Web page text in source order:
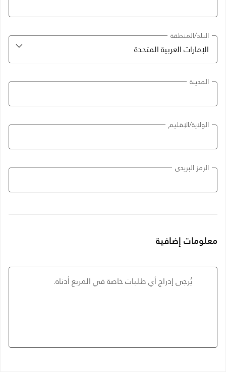
البلد/المنطقة
المدينة
الولاية/الإقليم
الرمز البريدي
معلومات إضافية